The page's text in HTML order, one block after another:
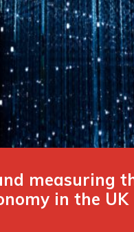
measuring
in the UK